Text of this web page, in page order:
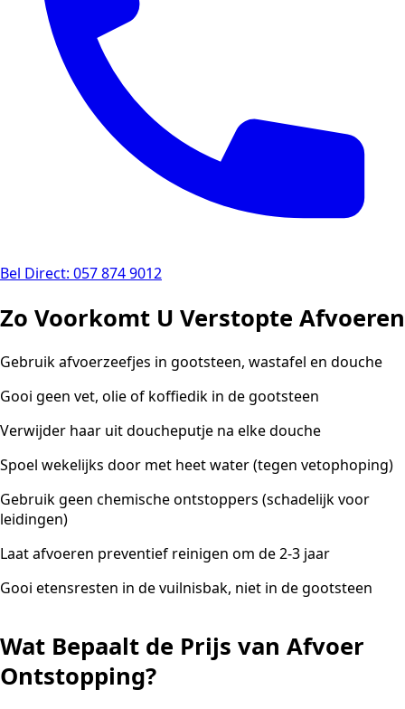
Bel Direct: 057 874 9012
Zo Voorkomt U Verstopte Afvoeren
Gebruik afvoerzeefjes in gootsteen, wastafel en douche
Gooi geen vet, olie of koffiedik in de gootsteen
Verwijder haar uit doucheputje na elke douche
Spoel wekelijks door met heet water (tegen vetophoping)
Gebruik geen chemische ontstoppers (schadelijk voor
leidingen)
Laat afvoeren preventief reinigen om de 2-3 jaar
Gooi etensresten in de vuilnisbak, niet in de gootsteen
Wat Bepaalt de Prijs van Afvoer
Ontstopping?